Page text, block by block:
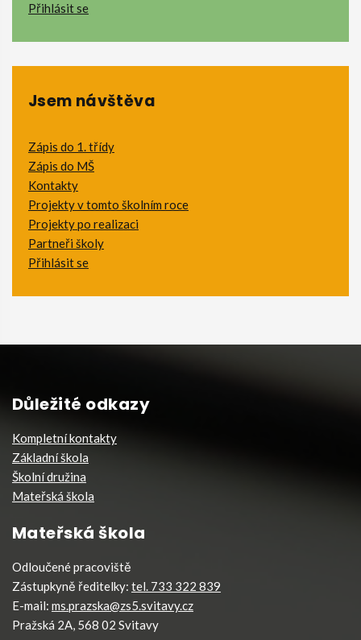
Přihlásit se
Jsem návštěva
Zápis do 1. třídy
Zápis do MŠ
Kontakty
Projekty v tomto školním roce
Projekty po realizaci
Partneři školy
Přihlásit se
Důležité odkazy
Kompletní kontakty
Základní škola
Školní družina
Mateřská škola
Mateřská škola
Odloučené pracoviště
Zástupkyně ředitelky: tel. 733 322 839
E-mail: ms.prazska@zs5.svitavy.cz
Pražská 2A, 568 02 Svitavy